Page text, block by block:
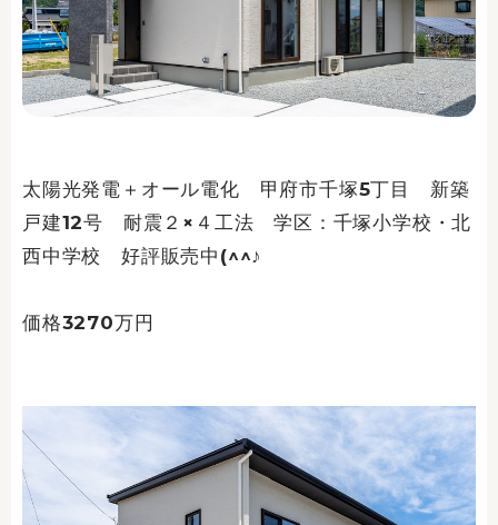
太陽光発電＋オール電化 甲府市千塚5丁目 新築
戸建12号 耐震２×４工法 学区：千塚小学校・北
西中学校 好評販売中(^^♪
価格3270万円